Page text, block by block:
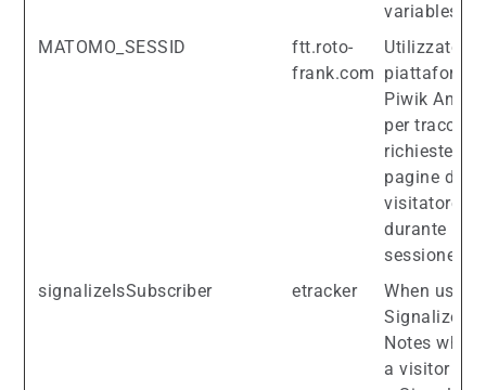
variables.
MATOMO_SESSID
ftt.roto-
frank.com
Utilizzato
piattaforma
Piwik
per
richieste di
pagine del
visitatore
durante la
sessione.
signalizeIsSubscriber
etracker
When using
Signalize:
Notes
a visitor is